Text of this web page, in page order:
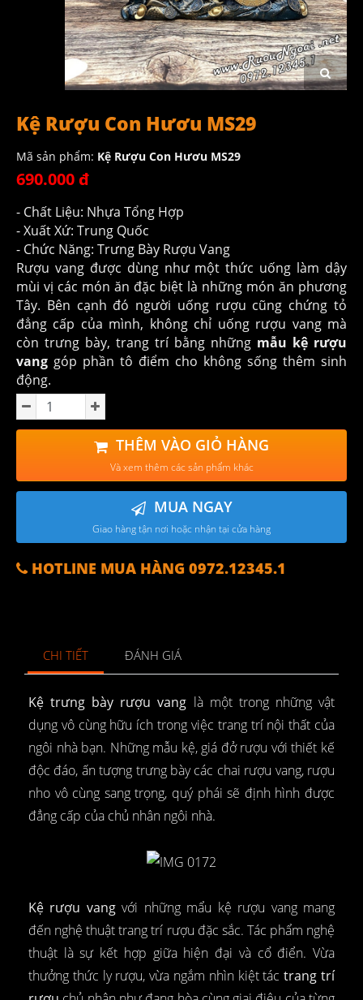
Kệ Rượu Con Hươu MS29
Mã sản phẩm: Kệ Rượu Con Hươu MS29
690.000 đ
- Chất Liệu: Nhựa Tổng Hợp
- Xuất Xứ: Trung Quốc
- Chức Năng: Trưng Bày Rượu Vang
Rượu vang được dùng như một thức uống làm dậy
mùi vị các món ăn đặc biệt là những món ăn phương
Tây. Bên cạnh đó người uống rượu cũng chứng tỏ
đẳng cấp của mình, không chỉ uống rượu vang mà
còn trưng bày, trang trí bằng những mẫu kệ rượu
vang góp phần tô điểm cho không sống thêm sinh
động.
THÊM VÀO GIỎ HÀNG
Và xem thêm các sản phẩm khác
MUA NGAY
Giao hàng tận nơi hoặc nhận tại cửa hàng
HOTLINE MUA HÀNG 0972.12345.1
CHI TIẾT ĐÁNH GIÁ
Kệ trưng bày rượu vang là một trong những vật
dụng vô cùng hữu ích trong việc trang trí nội thất của
ngôi nhà bạn. Những mẫu kệ, giá đở rượu với thiết kế
độc đáo, ấn tượng trưng bày các chai rượu vang, rượu
nho vô cùng sang trọng, quý phái sẽ định hình được
đẳng cấp của chủ nhân ngôi nhà.
Kệ rượu vangvới những mẩu kệ rượu vang mang
đến nghệ thuật trang trí rượu đặc sắc. Tác phẩm nghệ
thuật là sự kết hợp giữa hiện đại và cổ điển. Vừa
thưởng thức ly rượu, vừa ngắm nhìn kiệt táctrang trí